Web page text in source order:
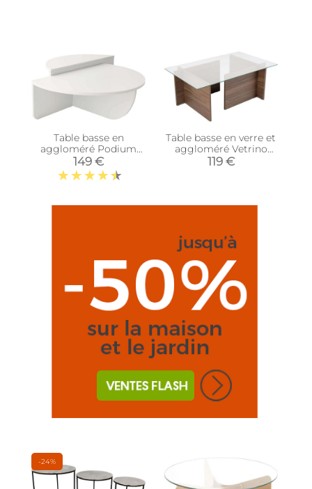
Table basse en
aggloméré Podium
(Blanc)
149 €
Table basse en verre et
aggloméré Vetrino
(Noyer)
119 €
-24%